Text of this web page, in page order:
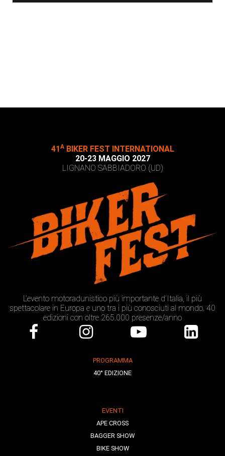
41 ABIKER FEST INTERNATIONAL
20-23 MAGGIO 2027
LIGNANO SABBIADORO (UD)
L’evento motoradunistico più importante d’Italia, il più
spettacolare in Europa e uno tra i più conosciuti al mondo. 40
edizioni con oltre 265.000 presenze/anno
PROGRAMMA
40° EDIZIONE
EVENTI
APE CROSS
BAGGER SHOW
BIKE SHOW